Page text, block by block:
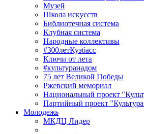
Музей
Школа искусств
Библиотечная система
Клубная система
Народные коллективы
#300летКузбасс
Ключи от лета
#культуранадом
75 лет Великой Победы
Ржевский мемориал
Национальный проект
Партийный проект
Молодежь
МКДЦ Лидер